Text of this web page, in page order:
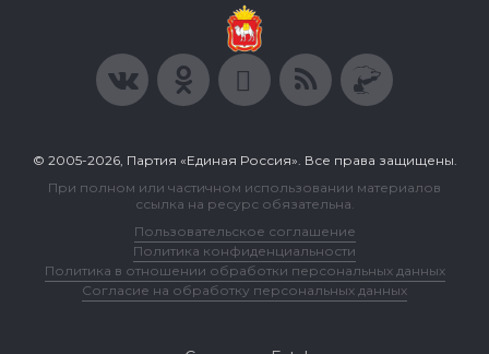
© 2005-2026, Партия «Единая Россия». Все права защищены.
При полном или частичном использовании материалов
ссылка на ресурс обязательна.
Пользовательское соглашение
Политика конфиденциальности
Политика в отношении обработки персональных данных
Согласие на обработку персональных данных